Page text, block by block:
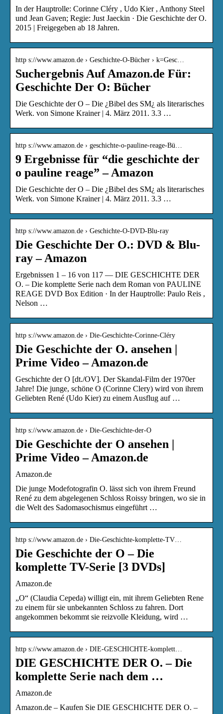
In der Hauptrolle: Corinne Cléry , Udo Kier , Anthony Steel
und Jean Gaven; Regie: Just Jaeckin · Die Geschichte der O.
2015 | Freigegeben ab 18 Jahren.
http s://www.amazon.de › Geschichte-O-Bücher › k=Gesc…
Suchergebnis Auf Amazon.de Für:
Geschichte Der O: Bücher
Die Geschichte der O – Die ¿Bibel des SM¿ als literarisches
Werk. von Simone Krainer | 4. März 2011. 3.3 …
http s://www.amazon.de › geschichte-o-pauline-reage-Bü…
9 Ergebnisse für “die geschichte der
o pauline reage” – Amazon
Die Geschichte der O – Die ¿Bibel des SM¿ als literarisches
Werk. von Simone Krainer | 4. März 2011. 3.3 …
http s://www.amazon.de › Geschichte-O-DVD-Blu-ray
Die Geschichte Der O.: DVD & Blu-
ray – Amazon
Ergebnissen 1 – 16 von 117 — DIE GESCHICHTE DER
O. – Die komplette Serie nach dem Roman von PAULINE
REAGE DVD Box Edition · In der Hauptrolle: Paulo Reis ,
Nelson …
http s://www.amazon.de › Die-Geschichte-Corinne-Cléry
Die Geschichte der O. ansehen |
Prime Video – Amazon.de
Geschichte der O [dt./OV]. Der Skandal-Film der 1970er
Jahre! Die junge, schöne O (Corinne Clery) wird von ihrem
Geliebten René (Udo Kier) zu einem Ausflug auf …
http s://www.amazon.de › Die-Geschichte-der-O
Die Geschichte der O ansehen |
Prime Video – Amazon.de
Amazon.de
Die junge Modefotografin O. lässt sich von ihrem Freund
René zu dem abgelegenen Schloss Roissy bringen, wo sie in
die Welt des Sadomasochismus eingeführt …
http s://www.amazon.de › Die-Geschichte-komplette-TV…
Die Geschichte der O – Die
komplette TV-Serie [3 DVDs]
Amazon.de
„O“ (Claudia Cepeda) willigt ein, mit ihrem Geliebten Rene
zu einem für sie unbekannten Schloss zu fahren. Dort
angekommen bekommt sie reizvolle Kleidung, wird …
http s://www.amazon.de › DIE-GESCHICHTE-komplett…
DIE GESCHICHTE DER O. – Die
komplette Serie nach dem …
Amazon.de
Amazon.de – Kaufen Sie DIE GESCHICHTE DER O. –